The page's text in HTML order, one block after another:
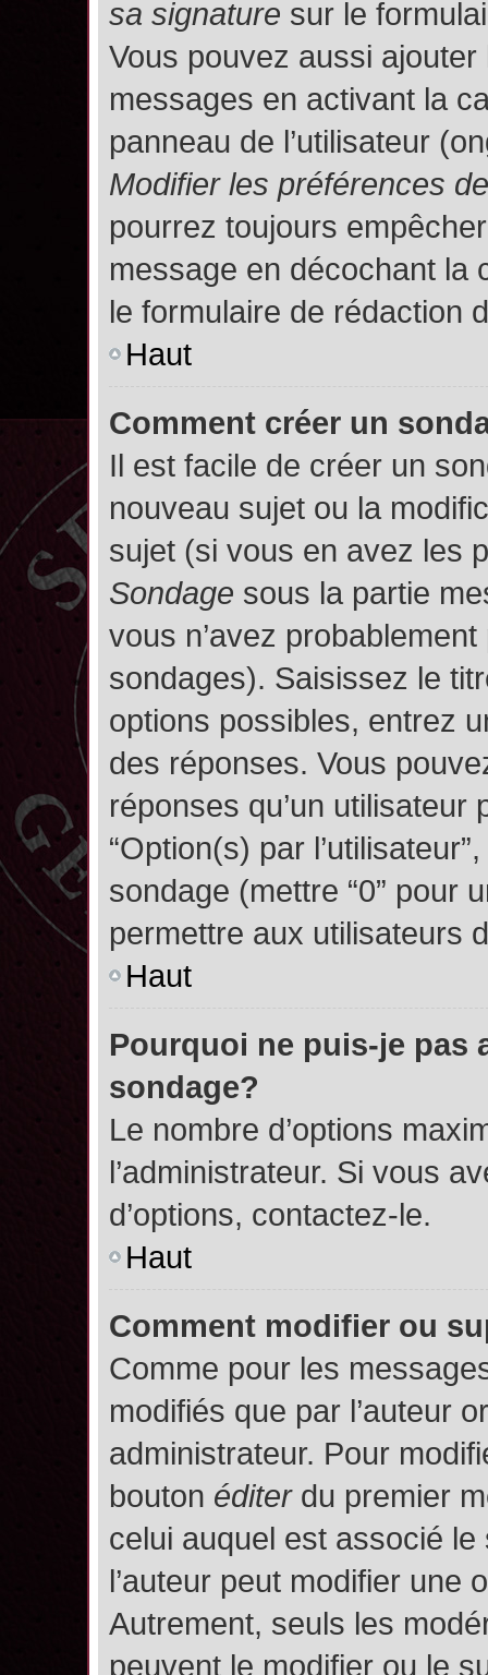
sa signature sur le
Vous pouvez aussi
messages en activant la
panneau de l’utilisateur
Modifier les préférences
pourrez toujours
message en décochant la
le formulaire de rédaction
Haut
Comment créer un
Il est facile de créer un
nouveau sujet ou la
sujet (si vous en avez les
Sondage sous la partie
vous n’avez
sondages). Saisissez le
options possibles, entrez
des réponses. Vous
réponses qu’un
“Option(s) par
sondage (mettre “0” pour
permettre aux utilisateurs
Haut
Pourquoi ne puis-je pas
sondage?
Le nombre d’options
l’administrateur. Si vous
d’options, contactez-le.
Haut
Comment modifier ou
Comme pour les
modifiés que par l’auteur
administrateur. Pour
bouton éditerdu premier
celui auquel est associé le
l’auteur peut modifier une
Autrement, seuls les
peuvent le modifier ou le